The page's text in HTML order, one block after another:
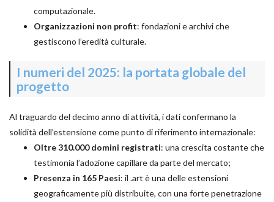
computazionale.
Organizzazioni non profit: fondazioni e archivi che
gestiscono l’eredità culturale.
I numeri del 2025: la portata globale del
progetto
Al traguardo del decimo anno di attività, i dati confermano la
solidità dell’estensione come punto di riferimento internazionale:
Oltre 310.000 domini registrati: una crescita costante che
testimonia l’adozione capillare da parte del mercato;
Presenza in 165 Paesi: il .art è una delle estensioni
geograficamente più distribuite, con una forte penetrazione